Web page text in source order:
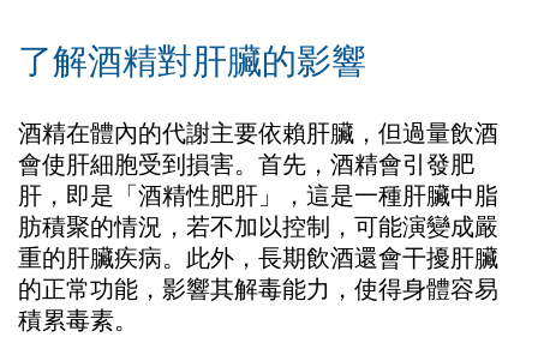
了解酒精對肝臟的影響
酒精在體內的代謝主要依賴肝臟，但過量飲酒
會使肝細胞受到損害。首先，酒精會引發肥
肝，即是「酒精性肥肝」，這是一種肝臟中脂
肪積聚的情況，若不加以控制，可能演變成嚴
重的肝臟疾病。此外，長期飲酒還會干擾肝臟
的正常功能，影響其解毒能力，使得身體容易
積累毒素。